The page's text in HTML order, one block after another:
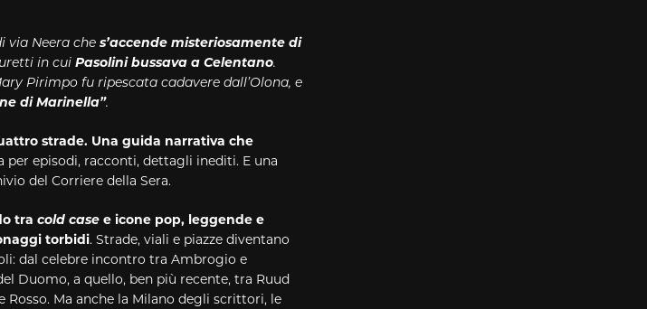
via Neera che s’accende misteriosamente di
in cui Pasolini bussava a Celentano.
Pirimpo fu ripescata cadavere dall’Olona, e
di Marinella”.
strade. Una guida narrativa che
per episodi, racconti, dettagli inediti. E una
del Corriere della Sera.
tra cold case e icone pop, leggende e
torbidi. Strade, viali e piazze diventano
dal celebre incontro tra Ambrogio e
Duomo, a quello, ben più recente, tra Ruud
Ma anche la Milano degli scrittori, le